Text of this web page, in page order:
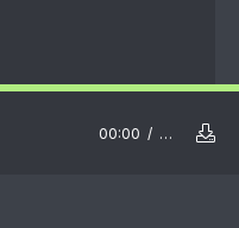
00:00 …